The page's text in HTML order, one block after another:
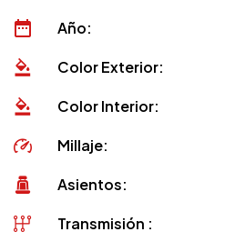
Año:
Color Exterior:
Color Interior:
Millaje:
Asientos:
Transmisión :